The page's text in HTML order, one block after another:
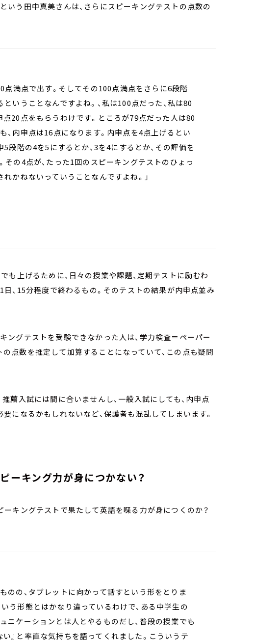
いう田中真美さんは、さらにスピーキングテストの点数の
点満点で出す。そしてその100点満点をさらに6段階
いうことなんですよね。、私は100点だった、私は80
20点をもらうわけです。ところが79点だった人は80
、内申点は16点になります。内申点を4点上げるとい
5段階の4を5にするとか、3を4にするとか、その評価を
その4点が、たった1回のスピーキングテストのひょっ
かねないっていうことなんですよね。」
も上げるために、日々の授業や課題、定期テストに励むわ
、15分程度で終わるもの。そのテストの結果が内申点並み
ングテストを受験できなかった人は、学力検査＝ペーパー
点数を推定して加算することになっていて、この点も疑問
薦入試には間に合いませんし、一般入試にしても、内申点
になるかもしれないなど、保護者も混乱してしまいます。
ーキング力が身につかない？
ーキングテストで果たして英語を喋る力が身につくのか？
のの、タブレットに向かって話すという形をとりま
う形態とはかなり違っているわけで、ある中学生の
ニケーションとは人とやるものだし、普段の授業でも
』と率直な気持ちを語ってくれました。こういうテ